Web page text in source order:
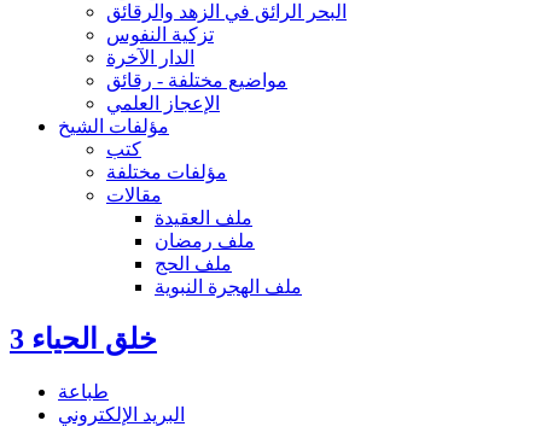
البحر الرائق في الزهد والرقائق
تزكية النفوس
الدار الآخرة
مواضيع مختلفة - رقائق
الإعجاز العلمي
مؤلفات الشيخ
كتب
مؤلفات مختلفة
مقالات
ملف العقيدة
ملف رمضان
ملف الحج
ملف الهجرة النبوية
خلق الحياء 3
طباعة
البريد الإلكتروني